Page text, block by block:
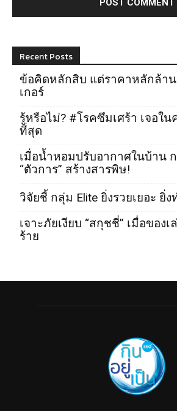
Recent Posts
ข้อคิดหลักสิบ แต่ราคาหลักล้าน
เกอร์
รู้หรือไม่? #โรคซึมเศร้า เจอใ
ที่สุด
เมื่อน้ำหอมปรับอากาศในบ้าน
“ตัวการ” สร้างสารพิษ!
วิจัยชี้ กลุ่ม Elite ยิ่งรวยเยอะ ยิ่ง
เจาะภัยเงียบ “สกุชชี่” เมื่อของ
ร้าย